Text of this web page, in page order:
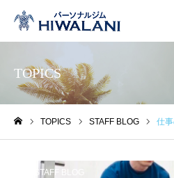
TOPICS
TOPICS STAFF BLOG 仕事
STAFF BLOG